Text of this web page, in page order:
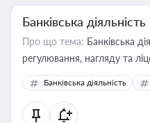
Банківська діяльність
Про що тема: Банківська
регулювання, нагляду та
Банківська діяльність